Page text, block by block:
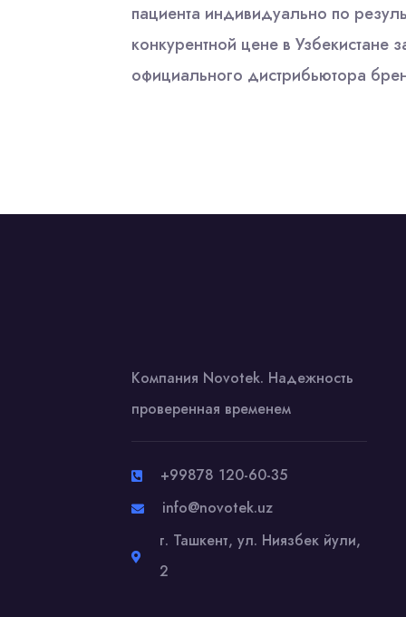
пациента индивидуально по
конкурентной цене в Узбекистане
официального дистрибьютора
Компания Novotek. Надежность
проверенная временем
+99878 120-60-35
info@novotek.uz
г. Ташкент, ул. Ниязбек йули,
2